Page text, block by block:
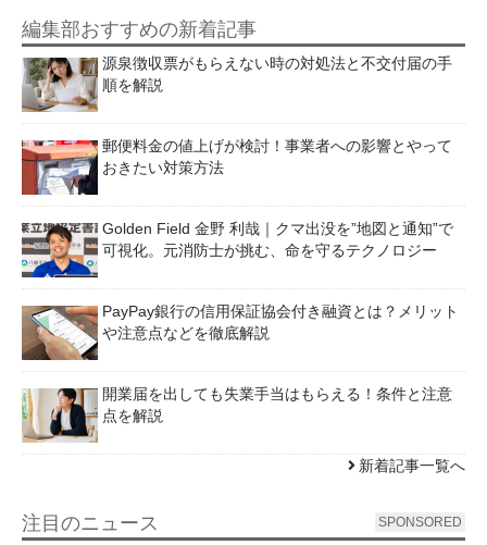
編集部おすすめの新着記事
源泉徴収票がもらえない時の対処法と不交付届の手
順を解説
郵便料金の値上げが検討！事業者への影響とやって
おきたい対策方法
Golden Field 金野 利哉｜クマ出没を”地図と通知”で
可視化。元消防士が挑む、命を守るテクノロジー
PayPay銀行の信用保証協会付き融資とは？メリット
や注意点などを徹底解説
開業届を出しても失業手当はもらえる！条件と注意
点を解説
新着記事一覧へ
注目のニュース SPONSORED